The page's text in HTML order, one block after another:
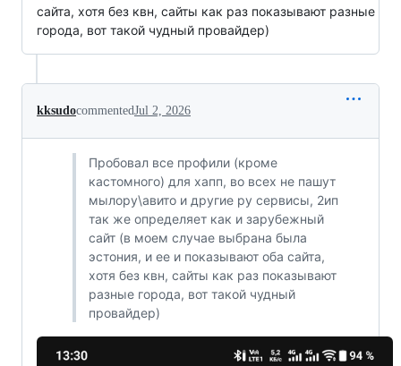
сайта, хотя без квн, сайты как раз показывают разные
города, вот такой чудный провайдер)
kksudocommentedJul 2, 2026
Пробовал все профили (кроме
кастомного) для хапп, во всех не пашут
мылору\авито и другие ру сервисы, 2ип
так же определяет как и зарубежный
сайт (в моем случае выбрана была
эстония, и ее и показывают оба сайта,
хотя без квн, сайты как раз показывают
разные города, вот такой чудный
провайдер)